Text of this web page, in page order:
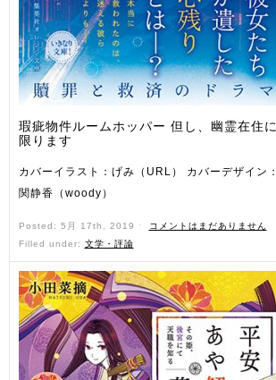
瑕疵物件ルームホッパー 但し、幽霊在住に
限ります
カバーイラスト：げみ（URL） カバーデザイン：
関静香（woody）
Posted: 5月 17th, 2019 ˑ
コメントはまだありません
Filled under: 文学・評論